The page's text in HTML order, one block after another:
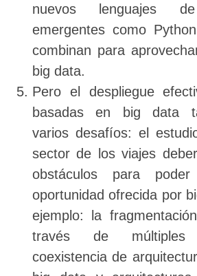
nuevos lenguajes de
emergentes como
combinan para
big data.
Pero el despliegue
basadas en big data
varios desafíos: el
sector de los viajes
obstáculos para
oportunidad ofrecida por
ejemplo: la
través de
coexistencia de